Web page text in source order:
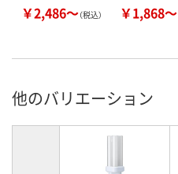
￥2,486～（税込） ￥1,868～
他のバリエーション